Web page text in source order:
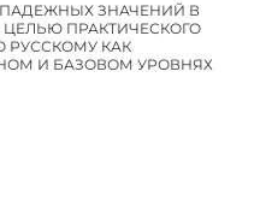
ЗНАЧЕНИЙ В
ПРАКТИЧЕСКОГО
РУССКОМУ КАК
И БАЗОВОМ УРОВНЯХ